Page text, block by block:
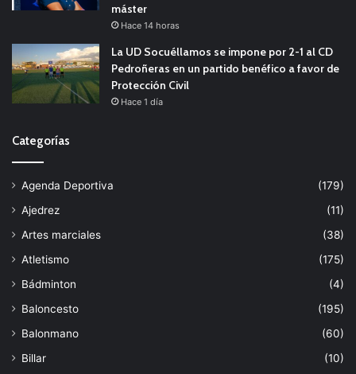
máster
Hace 14 horas
La UD Socuéllamos se impone por 2-1 al CD
Pedroñeras en un partido benéfico a favor de
Protección Civil
Hace 1 día
Categorías
Agenda Deportiva
(179)
Ajedrez
(11)
Artes marciales
(38)
Atletismo
(175)
Bádminton
(4)
Baloncesto
(195)
Balonmano
(60)
Billar
(10)